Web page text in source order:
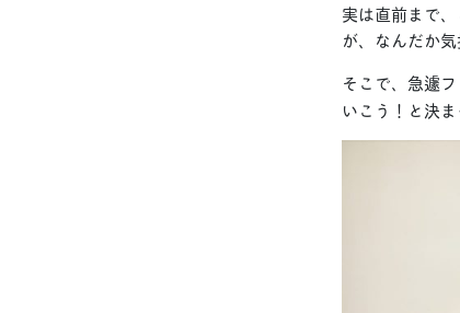
実は直前まで
が、なんだか
そこで、急遽
いこう！と決